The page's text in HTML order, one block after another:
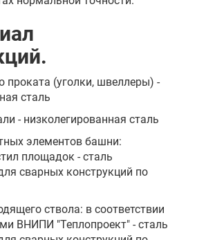
проката (уголки, швеллеры) -
сталь
- низколегированная сталь
элементов башни:
площадок - сталь
сварных конструкций по
ствола: в соответствии
ВНИПИ "Теплопроект" - сталь